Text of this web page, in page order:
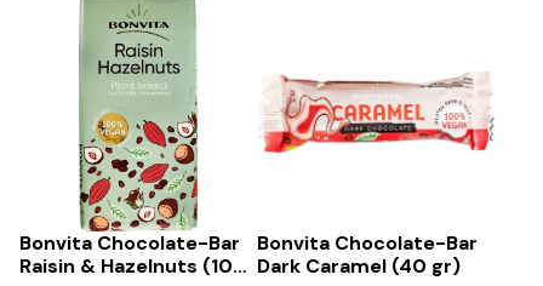
Bonvita Chocolate-Bar
Raisin & Hazelnuts (100
Bonvita Chocolate-Bar
Dark Caramel (40 gr)